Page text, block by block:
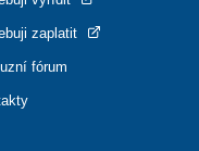
zaplatit
fórum